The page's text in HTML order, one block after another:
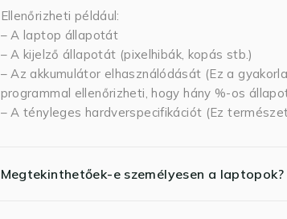
Ellenőrizheti például:
– A laptop állapotát
– A kijelző állapotát (pixelhibák, kopás stb.)
– Az akkumulátor elhasználódását (Ez a
programmal ellenőrizheti, hogy hány %-os
– A tényleges hardverspecifikációt (Ez
Megtekinthetőek-e személyesen a laptopok?